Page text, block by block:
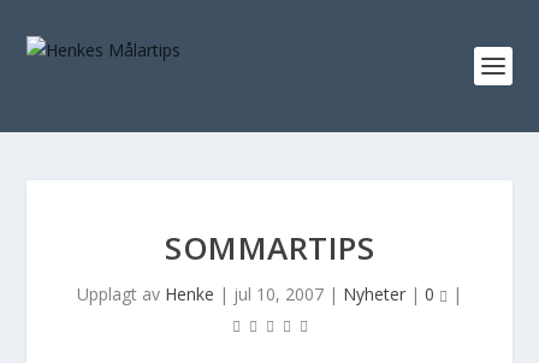
SOMMARTIPS
Upplagt av Henke | jul 10, 2007 | Nyheter | 0 |